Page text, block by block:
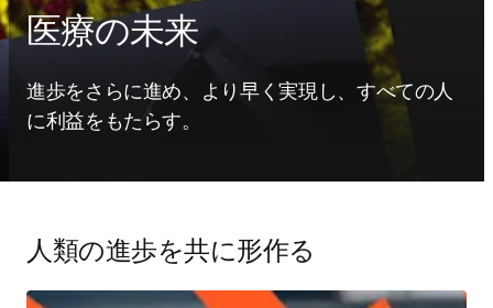
医療の未来
進歩をさらに進め、より早く実現し、すべての人
に利益をもたらす。
人類の進歩を共に形作る